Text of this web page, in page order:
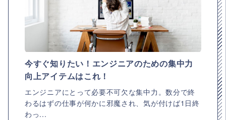
今すぐ知りたい！エンジニアのための集中力
向上アイテムはこれ！
エンジニアにとって必要不可欠な集中力。数分で終
わるはずの仕事が何かに邪魔され、気が付けば1日終
わっ...